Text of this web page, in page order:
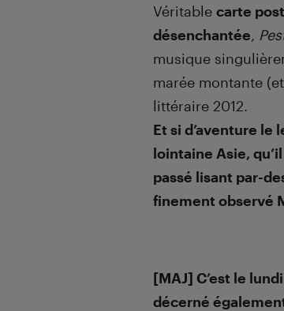
Véritable carte
désenchantée,
musique
marée montante
littéraire 2012.
Et si d’aventure le
lointaine Asie,
passé lisant par-
finement observé
[MAJ] C’est le
décerné